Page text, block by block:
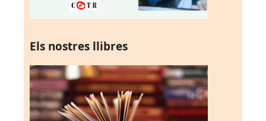
Els nostres llibres